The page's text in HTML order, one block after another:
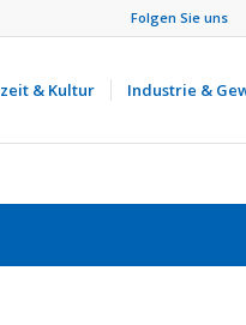
Folgen Sie uns
& Kultur Industrie &